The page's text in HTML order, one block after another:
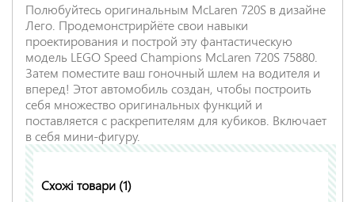
Полюбуйтесь оригинальным McLaren 720S в дизайне
Лего. Продемонстрирйёте свои навыки
проектирования и построй эту фантастическую
модель LEGO Speed Champions McLaren 720S 75880.
Затем поместите ваш гоночный шлем на водителя и
вперед! Этот автомобиль создан, чтобы построить
себя множество оригинальных функций и
поставляется с раскрепителям для кубиков. Включает
в себя мини-фигуру.
Схожі товари (1)
*
Заголовок відгуку
Відгук